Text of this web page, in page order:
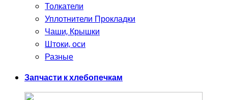
Толкатели
Уплотнители Прокладки
Чаши, Крышки
Штоки, оси
Разные
Запчасти к хлебопечкам